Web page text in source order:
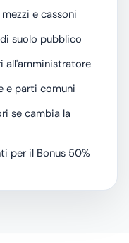
e cassoni
suolo pubblico
all'amministratore
e parti comuni
se cambia la
per il Bonus 50%